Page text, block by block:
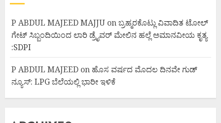
P ABDUL MAJEED MAJJU onಬ್ರಹ್ಮರಕೊಟ್ಲು ವಿವಾದಿತ ಟೋಲ್
ಗೇಟ್ ಸಿಬ್ಬಂದಿಯಿಂದ ಲಾರಿ ಡ್ರೈವರ್ ಮೇಲಿನ ಹಲ್ಲೆ ಅಮಾನವೀಯ ಕೃತ್ಯ
:SDPI
P ABDUL MAJEED on ಹೊಸ ವರ್ಷದ ಮೊದಲ ದಿನವೇ ಗುಡ್
ನ್ಯೂಸ್: LPG ಬೆಲೆಯಲ್ಲಿ ಭಾರೀ ಇಳಿಕೆ